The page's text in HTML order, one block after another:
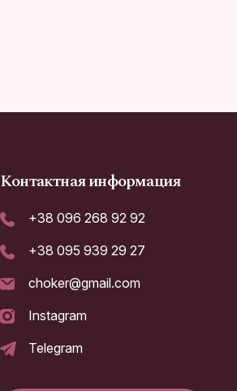
Контактная информация
+38 096 268 92 92
+38 095 939 29 27
choker@gmail.com
Instagram
Telegram